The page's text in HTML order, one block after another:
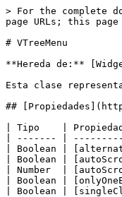
> For the complete
page URLs; this
# VTreeMenu
**Hereda de:**
Esta clase
##
| Tipo    |
| ------- |
| Boolean |
| Boolean |
| Number  |
| Boolean |
| Boolean |